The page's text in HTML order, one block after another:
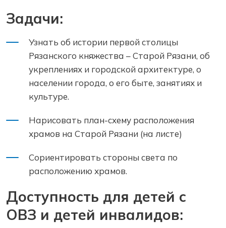
Задачи:
Узнать об истории первой столицы
Рязанского княжества – Старой Рязани, об
укреплениях и городской архитектуре, о
населении города, о его быте, занятиях и
культуре.
Нарисовать план-схему расположения
храмов на Старой Рязани (на листе)
Сориентировать стороны света по
расположению храмов.
Доступность для детей с
ОВЗ и детей инвалидов: